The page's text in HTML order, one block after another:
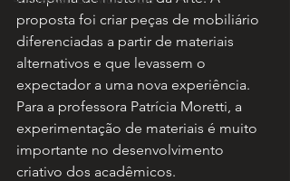
proposta foi criar peças de mobiliário
diferenciadas a partir de materiais
alternativos e que levassem o
expectador a uma nova experiência.
Para a professora Patrícia Moretti, a
experimentação de materiais é muito
importante no desenvolvimento
criativo dos acadêmicos.